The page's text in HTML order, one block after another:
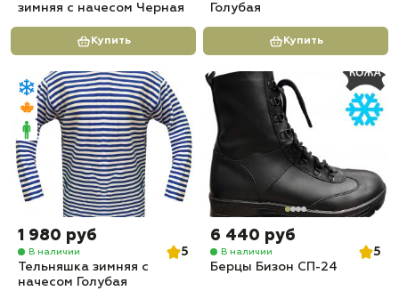
зимняя с начесом Черная
Купить
Голубая
Купить
1 980 руб
В наличии
5
Тельняшка зимняя с
начесом Голубая
6 440 руб
В наличии
5
Берцы Бизон СП-24